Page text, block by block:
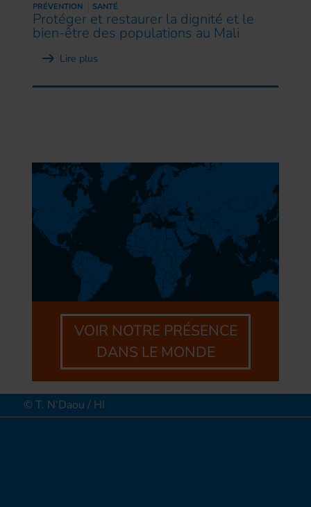
PRÉVENTION SANTÉ
Protéger et restaurer la dignité et le
bien-être des populations au Mali
Lire plus
VOIR NOTRE PRÉSENCE
DANS LE MONDE
© T. N'Daou / HI